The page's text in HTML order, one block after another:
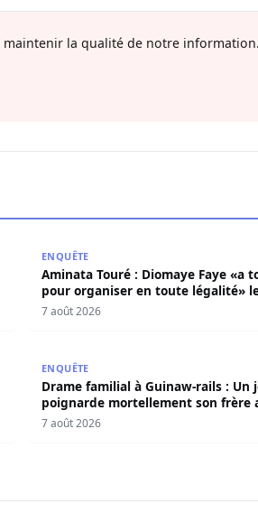
maintenir la qualité de notre information.
ENQUÊTE
Aminata Touré : Diomaye Faye «a
pour organiser en toute légalité»
7 août 2026
ENQUÊTE
Drame familial à Guinaw-rails : Un
poignarde mortellement son frère
7 août 2026